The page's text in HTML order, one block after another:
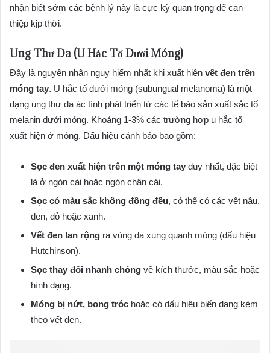
nhận biết sớm các bệnh lý này là cực kỳ quan trọng để can
thiệp kịp thời.
Ung Thư Da (U Hắc Tố Dưới Móng)
Đây là nguyên nhân nguy hiểm nhất khi xuất hiện vết đen trên
móng tay. U hắc tố dưới móng (subungual melanoma) là một
dạng ung thư da ác tính phát triển từ các tế bào sản xuất sắc tố
melanin dưới móng. Khoảng 1-3% các trường hợp u hắc tố
xuất hiện ở móng. Dấu hiệu cảnh báo bao gồm:
Sọc đen xuất hiện trên một móng tay duy nhất, đặc biệt
là ở ngón cái hoặc ngón chân cái.
Sọc có màu sắc không đồng đều, có thể có các vệt nâu,
đen, đỏ hoặc xanh.
Vết đen lan rộng ra vùng da xung quanh móng (dấu hiệu
Hutchinson).
Sọc thay đổi nhanh chóng về kích thước, màu sắc hoặc
hình dạng.
Móng bị nứt, bong tróc hoặc có dấu hiệu biến dạng kèm
theo vết đen.